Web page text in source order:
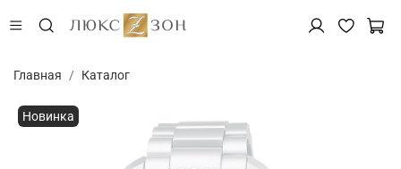
Главная Каталог
Новинка